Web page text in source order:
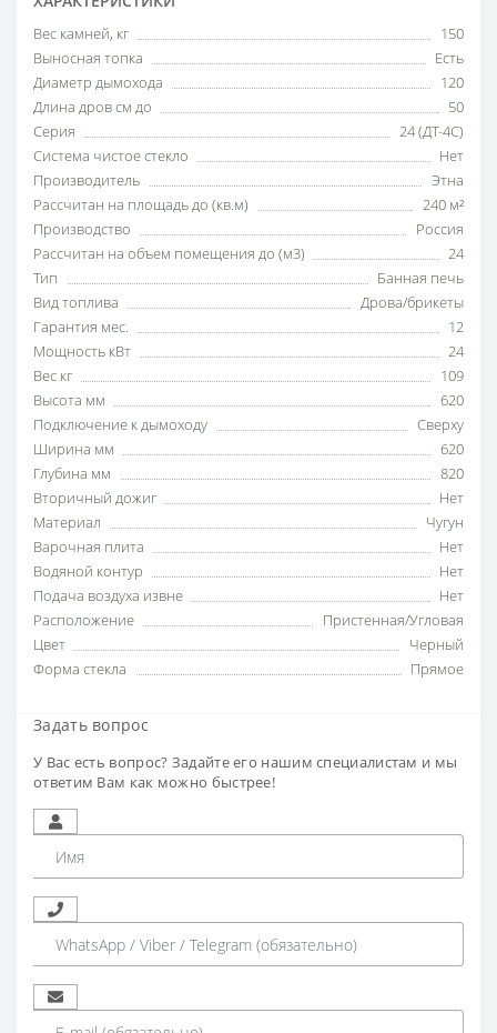
Вес камней, кг
150
Выносная топка
Есть
Диаметр дымохода
120
Длина дров см до
50
Серия
24 (ДТ-4С)
Система чистое стекло
Нет
Производитель
Этна
Рассчитан на площадь до (кв.м)
240 м²
Производство
Россия
Рассчитан на объем помещения до (м3)
24
Тип
Банная печь
Вид топлива
Дрова/брикеты
Гарантия мес.
12
Мощность кВт
24
Вес кг
109
Высота мм
620
Подключение к дымоходу
Сверху
Ширина мм
620
Глубина мм
820
Вторичный дожиг
Нет
Материал
Чугун
Варочная плита
Нет
Водяной контур
Нет
Подача воздуха извне
Нет
Расположение
Пристенная/Угловая
Цвет
Черный
Форма стекла
Прямое
Задать вопрос
У Вас есть вопрос? Задайте его нашим специалистам и мы
ответим Вам как можно быстрее!